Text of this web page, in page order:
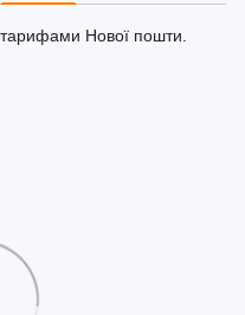
Нової пошти.